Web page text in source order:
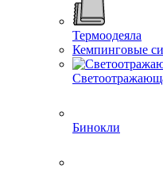
Термоодеяла
Кемпинговые
Бинокли